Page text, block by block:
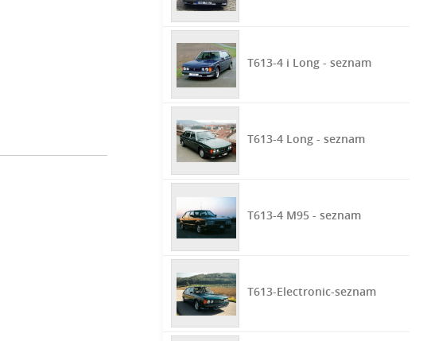
T613-4 i Long - seznam
T613-4 Long - seznam
T613-4 M95 - seznam
T613-Electronic-seznam